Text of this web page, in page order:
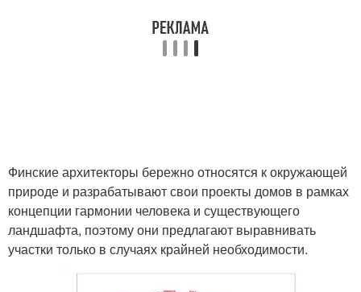
Финские архитекторы бережно относятся к окружающей
природе и разрабатывают свои проекты домов в рамках
концепции гармонии человека и существующего
ландшафта, поэтому они предлагают выравнивать
участки только в случаях крайней необходимости.